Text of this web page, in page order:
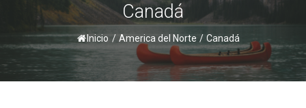
Canadá
Inicio / America del Norte / Canadá